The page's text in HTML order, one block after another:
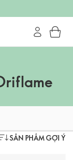
SẢN PHẨM GỢI Ý